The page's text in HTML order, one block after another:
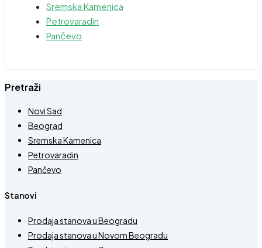
Sremska Kamenica
Petrovaradin
Pančevo
Pretraži
Novi Sad
Beograd
Sremska Kamenica
Petrovaradin
Pančevo
Stanovi
Prodaja stanova u Beogradu
Prodaja stanova u Novom Beogradu